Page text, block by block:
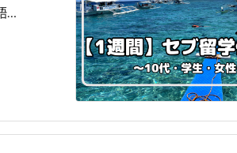
…